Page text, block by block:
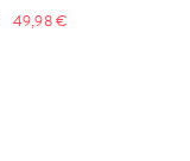
49,98 €